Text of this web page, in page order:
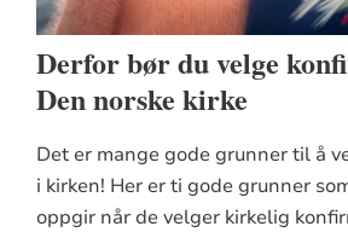
Derfor bør du velge
Den norske kirke
Det er mange gode grunner til å
i kirken! Her er ti gode grunner
oppgir når de velger kirkelig